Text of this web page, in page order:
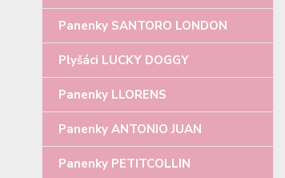
Panenky SANTORO LONDON
Plyšáci LUCKY DOGGY
Panenky LLORENS
Panenky ANTONIO JUAN
Panenky PETITCOLLIN